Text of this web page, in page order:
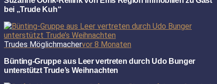
bei „Trude Kuh“
Trudes Möglichmachervor 8 Monaten
Bünting-Gruppe aus Leer vertreten durch Udo Bunger
unterstützt Trude’s Weihnachten